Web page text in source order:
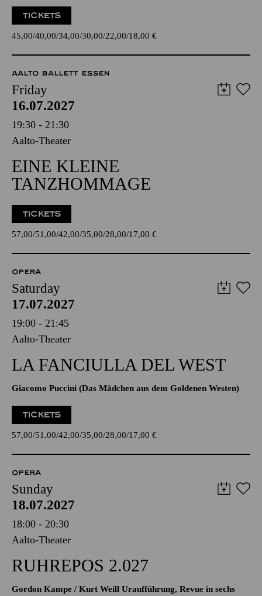
TICKETS
45,00 40,00 34,00 30,00 22,00 18,00 €
AALTO BALLETT ESSEN
Friday
16.07.2027
19:30 - 21:30
Aalto-Theater
EINE KLEINE
TANZHOMMAGE
TICKETS
57,00 51,00 42,00 35,00 28,00 17,00 €
OPERA
Saturday
17.07.2027
19:00 - 21:45
Aalto-Theater
LA FANCIULLA DEL WEST
Giacomo Puccini (Das Mädchen aus dem Goldenen Westen)
TICKETS
57,00 51,00 42,00 35,00 28,00 17,00 €
OPERA
Sunday
18.07.2027
18:00 - 20:30
Aalto-Theater
RUHREPOS 2.027
Gordon Kampe / Kurt Weill Uraufführung, Revue in sechs